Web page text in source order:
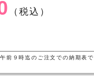
（税込）
前９時迄のご注文での納期表で